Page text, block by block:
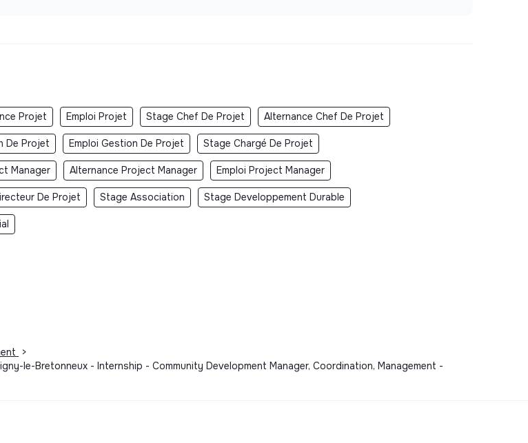
Projet Emploi Projet Stage Chef De Projet Alternance Chef De Projet
De Projet Emploi Gestion De Projet Stage Chargé De Projet
Manager Alternance Project Manager Emploi Project Manager
De Projet Stage Association Stage Developpement Durable
>
le-Bretonneux - Internship - Community Development Manager, Coordination, Management -